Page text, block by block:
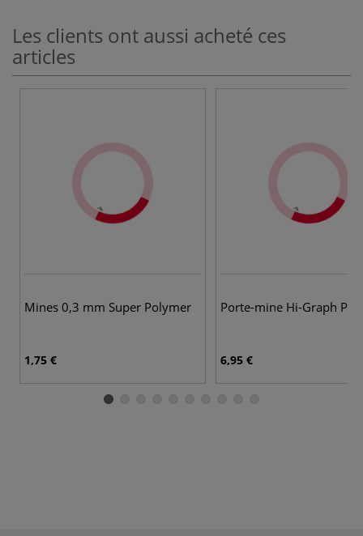
Les clients ont aussi acheté ces
articles
Mines 0,3 mm Super Polymer
1,75 €
Porte-mine Hi-Graph
6,95 €